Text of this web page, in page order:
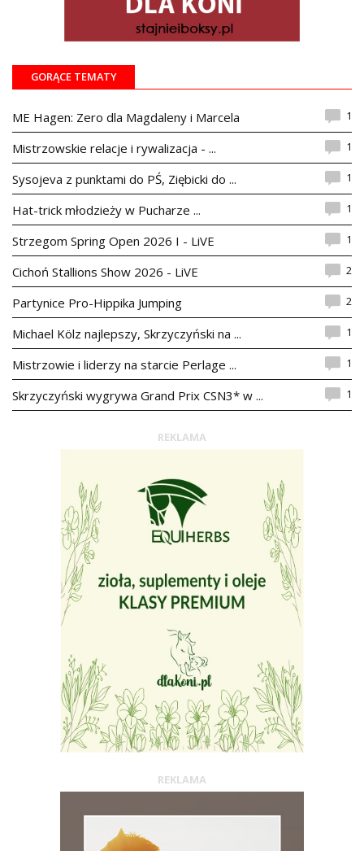
GORĄCE TEMATY
ME Hagen: Zero dla Magdaleny i Marcela 1
Mistrzowskie relacje i rywalizacja - ... 1
Sysojeva z punktami do PŚ, Ziębicki do ... 1
Hat-trick młodzieży w Pucharze ... 1
Strzegom Spring Open 2026 I - LiVE 1
Cichoń Stallions Show 2026 - LiVE 2
Partynice Pro-Hippika Jumping 2
Michael Kölz najlepszy, Skrzyczyński na ... 1
Mistrzowie i liderzy na starcie Perlage ... 1
Skrzyczyński wygrywa Grand Prix CSN3* w ... 1
REKLAMA
REKLAMA